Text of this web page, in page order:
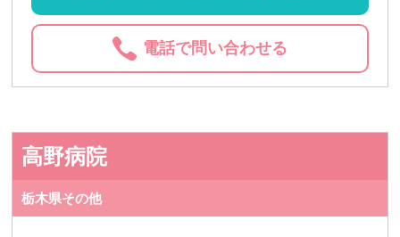
電話で問い合わせる
高野病院
栃木県その他